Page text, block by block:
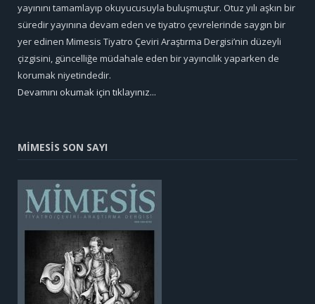
yayınını tamamlayıp okuyucusuyla buluşmuştur. Otuz yılı aşkın bir
süredir yayınına devam eden ve tiyatro çevrelerinde saygın bir
yer edinen Mimesis Tiyatro Çeviri Araştırma Dergisi’nin düzeyli
çizgisini, güncelliğe müdahale eden bir yayıncılık yaparken de
korumak niyetindedir.
Devamını okumak için tıklayınız...
MİMESİS SON SAYI